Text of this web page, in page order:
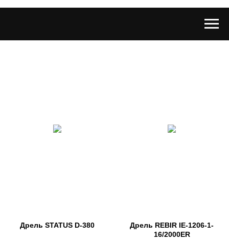
Дрель STATUS D-380
Дрель REBIR IE-1206-1-
16/2000ER